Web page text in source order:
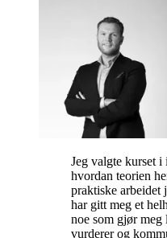
Jeg valgte kurset
hvordan teorien
praktiske
har gitt meg et
noe som gjør meg
vurderer og